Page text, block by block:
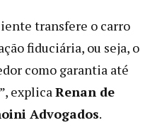
transfere o carro
fiduciária, ou seja, o
como garantia até
explicaRenan de
Advogados.